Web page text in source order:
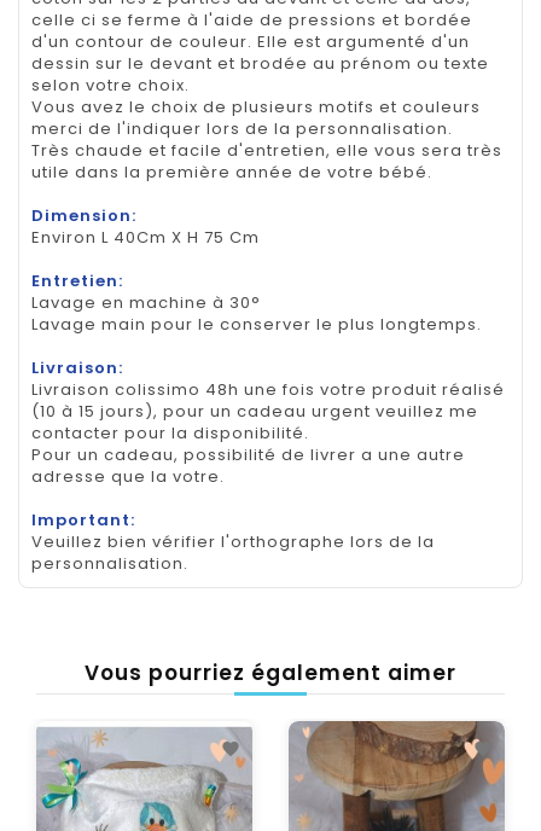
celle ci se ferme à l'aide de pressions et bordée
d'un contour de couleur. Elle est argumenté d'un
dessin sur le devant et brodée au prénom ou texte
selon votre choix.
Vous avez le choix de plusieurs motifs et couleurs
merci de l'indiquer lors de la personnalisation.
Très chaude et facile d'entretien, elle vous sera très
utile dans la première année de votre bébé.
Dimension:
Environ L 40Cm X H 75 Cm
Entretien:
Lavage en machine à 30°
Lavage main pour le conserver le plus longtemps.
Livraison:
Livraison colissimo 48h une fois votre produit réalisé
(10 à 15 jours), pour un cadeau urgent veuillez me
contacter pour la disponibilité.
Pour un cadeau, possibilité de livrer a une autre
adresse que la votre.
Important:
Veuillez bien vérifier l'orthographe lors de la
personnalisation.
Vous pourriez également aimer